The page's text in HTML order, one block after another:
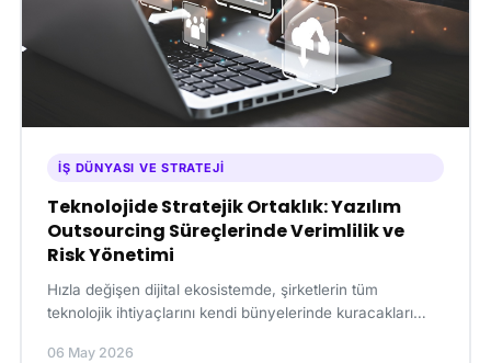
İŞ DÜNYASI VE STRATEJI
Teknolojide Stratejik Ortaklık: Yazılım
Outsourcing Süreçlerinde Verimlilik ve
Risk Yönetimi
Hızla değişen dijital ekosistemde, şirketlerin tüm
teknolojik ihtiyaçlarını kendi bünyelerinde kuracakları
06 May 2026